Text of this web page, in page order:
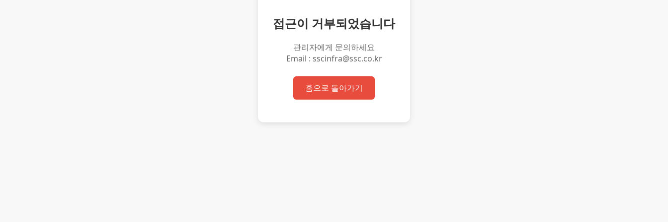
접근이 거부되었습니다
관리자에게 문의하세요
Email : sscinfra@ssc.co.kr
홈으로 돌아가기